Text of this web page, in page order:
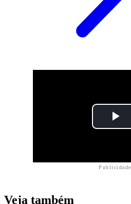
Publicidade
Veja também